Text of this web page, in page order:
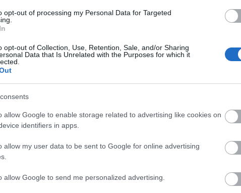
opt-out of processing my Personal Data for Targeted
opt-out of Collection, Use, Retention, Sale, and/or Sharing
Data that Is Unrelated with the Purposes for which it
allow Google to enable storage related to advertising like cookies on
identifiers in apps.
allow my user data to be sent to Google for online advertising
allow Google to send me personalized advertising.
azonosítására és megsemmisítésének
hogy Oroszország csak a NATO-csúcs után
csapásokat.
, Kercsi-szoros,